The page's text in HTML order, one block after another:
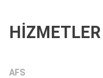
HİZMETLER
AFS